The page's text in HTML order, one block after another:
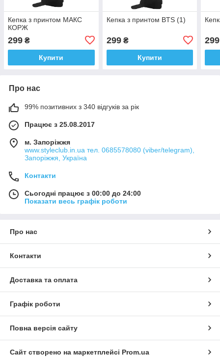
Кепка з принтом МАКС
КОРЖ
299 ₴
Купити
Кепка з принтом BTS (1)
299₴
Купити
299
Про нас
99% позитивних з 340 відгуків за рік
Працює з 25.08.2017
м. Запоріжжя
www.styleclub.in.ua тел. 0685578080 (viber/telegram),
Запоріжжя, Україна
Контакти
Сьогодні працює з 00:00 до 24:00
Показати весь графік роботи
Про нас
Контакти
Доставка та оплата
Графік роботи
Повна версія сайту
Сайт створено на маркетплейсі Prom.ua